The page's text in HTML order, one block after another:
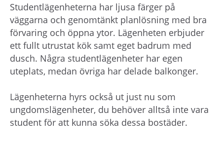
Studentlägenheterna har ljusa färger på
väggarna och genomtänkt planlösning med bra
förvaring och öppna ytor. Lägenheten erbjuder
ett fullt utrustat kök samt eget badrum med
dusch. Några studentlägenheter har egen
uteplats, medan övriga har delade balkonger.
Lägenheterna hyrs också ut just nu som
ungdomslägenheter, du behöver alltså inte vara
student för att kunna söka dessa bostäder.